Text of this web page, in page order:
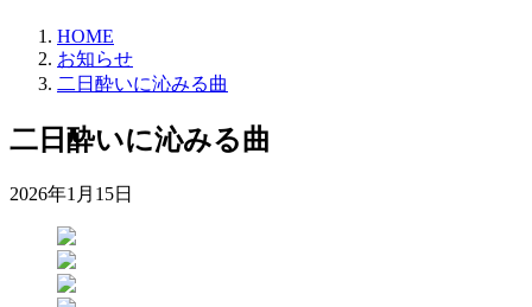
HOME
お知らせ
二日酔いに沁みる曲
二日酔いに沁みる曲
2026年1月15日